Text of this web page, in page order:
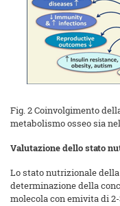
Fig. 2 Coinvolgimento
metabolismo osseo sia
Valutazione dello stato
Lo stato nutrizionale
determinazione della
molecola con emivita di